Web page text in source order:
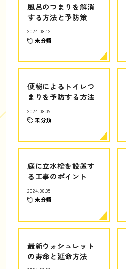
風呂のつまりを解消
する方法と予防策
2024.08.12
未分類
便秘によるトイレつ
まりを予防する方法
2024.08.09
未分類
庭に立水栓を設置す
る工事のポイント
2024.08.05
未分類
最新ウォシュレット
の寿命と延命方法